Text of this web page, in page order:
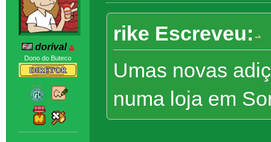
dorival
Dono do Buteco
rike Escreveu:
Umas novas
numa loja em